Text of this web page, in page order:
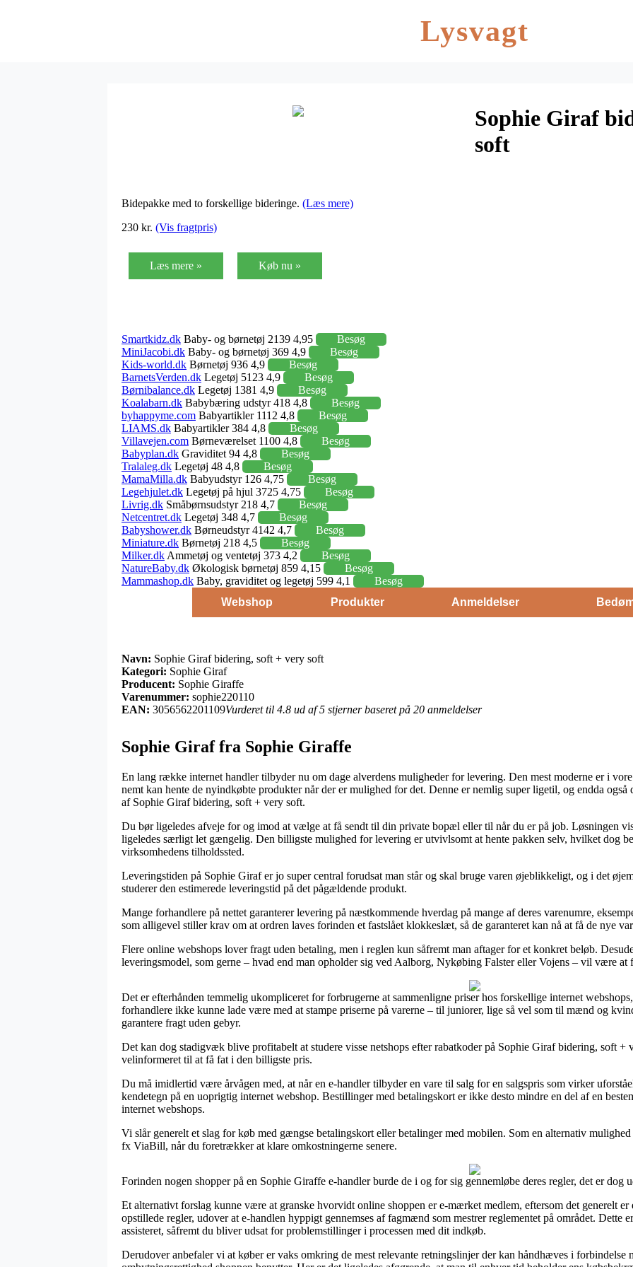
Lysvagt
Sophie Giraf
soft
Bidepakke med to forskellige bideringe. (Læs mere)
230 kr. (Vis fragtpris)
Læs mere » Køb nu »
Smartkidz.dk Baby- og børnetøj 2139 4,95
Besøg
MiniJacobi.dk Baby- og børnetøj 369 4,9
Besøg
Kids-world.dk Børnetøj 936 4,9
Besøg
BarnetsVerden.dk Legetøj 5123 4,9
Besøg
Børnibalance.dk Legetøj 1381 4,9
Besøg
Koalabarn.dk Babybæring udstyr 418 4,8
Besøg
byhappyme.com Babyartikler 1112 4,8
Besøg
LIAMS.dk Babyartikler 384 4,8
Besøg
Villavejen.com Børneværelset 1100 4,8
Besøg
Babyplan.dk Graviditet 94 4,8
Besøg
Tralaleg.dk Legetøj 48 4,8
Besøg
MamaMilla.dk Babyudstyr 126 4,75
Besøg
Legehjulet.dk Legetøj på hjul 3725 4,75
Besøg
Livrig.dk Småbørnsudstyr 218 4,7
Besøg
Netcentret.dk Legetøj 348 4,7
Besøg
Babyshower.dk Børneudstyr 4142 4,7
Besøg
Miniature.dk Børnetøj 218 4,5
Besøg
Milker.dk Ammetøj og ventetøj 373 4,2
Besøg
NatureBaby.dk Økologisk børnetøj 859 4,15
Besøg
Mammashop.dk Baby, graviditet og legetøj 599 4,1
Besøg
Webshop
Produkter Anmeldelser
Navn: Sophie Giraf bidering, soft + very soft
Kategori: Sophie Giraf
Producent: Sophie Giraffe
Varenummer: sophie220110
EAN: 3056562201109Vurderet til 4.8 ud af 5 stjerner baseret på 20 anmeldelser
Sophie Giraf fra Sophie Giraffe
En lang række internet handler tilbyder nu om dage alverdens muligheder for levering. Den mest moderne er i
nemt kan hente de nyindkøbte produkter når der er mulighed for det. Denne er nemlig super ligetil, og endda
af Sophie Giraf bidering, soft + very soft.
Du bør ligeledes afveje for og imod at vælge at få sendt til din private bopæl eller til når du er på job. Løsningen
ligeledes særligt let gængelig. Den billigste mulighed for levering er utvivlsomt at hente pakken selv, hvilket dog
virksomhedens tilholdssted.
Leveringstiden på Sophie Giraf er jo super central forudsat man står og skal bruge varen øjeblikkeligt, og i det
studerer den estimerede leveringstid på det pågældende produkt.
Mange forhandlere på nettet garanterer levering på næstkommende hverdag på mange af deres varenumre,
som alligevel stiller krav om at ordren laves forinden et fastslået klokkeslæt, så de garanteret kan nå at få de nye
Flere online webshops lover fragt uden betaling, men i reglen kun såfremt man aftager for et konkret beløb.
leveringsmodel, som gerne – hvad end man opholder sig ved Aalborg, Nykøbing Falster eller Vojens – vil være at
Det er efterhånden temmelig ukompliceret for forbrugerne at sammenligne priser hos forskellige internet
forhandlere ikke kunne lade være med at stampe priserne på varerne – til juniorer, lige så vel som til mænd og
garantere fragt uden gebyr.
Det kan dog stadigvæk blive profitabelt at studere visse netshops efter rabatkoder på Sophie Giraf bidering, soft +
velinformeret til at få fat i den billigste pris.
Du må imidlertid være årvågen med, at når en e-handler tilbyder en vare til salg for en salgspris som virker
kendetegn på en uoprigtig internet webshop. Bestillinger med betalingskort er ikke desto mindre en del af en
internet webshops.
Vi slår generelt et slag for køb med gængse betalingskort eller betalinger med mobilen. Som en alternativ
fx ViaBill, når du foretrækker at klare omkostningerne senere.
Forinden nogen shopper på en Sophie Giraffe e-handler burde de i og for sig gennemløbe deres regler, det er dog
Et alternativt forslag kunne være at granske hvorvidt online shoppen er e-mærket medlem, eftersom det generelt er
opstillede regler, udover at e-handlen hyppigt gennemses af fagmænd som mestrer reglementet på området. Dette
assisteret, såfremt du bliver udsat for problemstillinger i processen med dit indkøb.
Derudover anbefaler vi at køber er vaks omkring de mest relevante retningslinjer der kan håndhæves i forbindelse